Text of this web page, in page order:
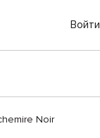
Войти
Noir